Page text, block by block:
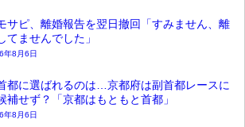
サピ、離婚報告を翌日撤回「すみません、離
てませんでした」
年8月6日
都に選ばれるのは…京都府は副首都レースに
補せず？「京都はもともと首都」
年8月6日